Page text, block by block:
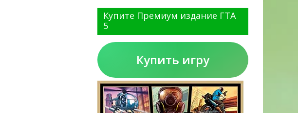
Купите Премиум издание ГТА
5
Купить игру